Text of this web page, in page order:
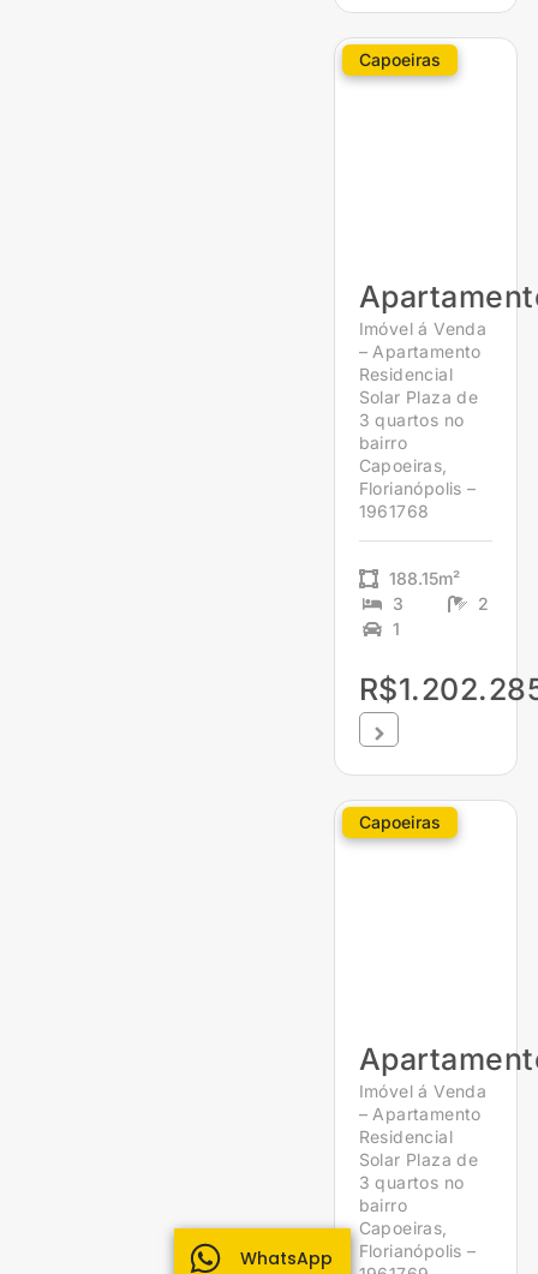
Capoeiras
Imóvel á Venda
– Apartamento
Residencial
Solar Plaza de
3 quartos no
bairro
Capoeiras,
Florianópolis –
1961768
188.15m²
3
2
1
Capoeiras
Imóvel á Venda
– Apartamento
Residencial
Solar Plaza de
3 quartos no
bairro
Capoeiras,
Florianópolis –
WhatsApp